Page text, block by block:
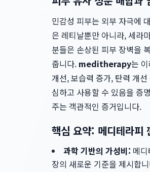
민감성 피부는 외부 자극에
은 레티날뿐만 아니라, 세라
분들은 손상된 피부 장벽을
줍니다. meditherapy는
개선, 보습력 증가, 탄력 개
심하고 사용할 수 있음을 증
주는 객관적인 증거입니다.
핵심 요약: 메디테라피
과학 기반의 가성비: 메
장의 새로운 기준을 제시합